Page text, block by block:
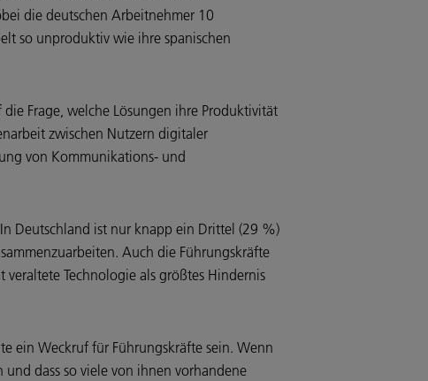
die deutschen Arbeitnehmer 10
so unproduktiv wie ihre spanischen
Frage, welche Lösungen ihre Produktivität
zwischen Nutzern digitaler
von Kommunikations- und
Deutschland ist nur knapp ein Drittel (29 %)
Auch die Führungskräfte
Technologie als größtes Hindernis
ein Weckruf für Führungskräfte sein. Wenn
dass so viele von ihnen vorhandene